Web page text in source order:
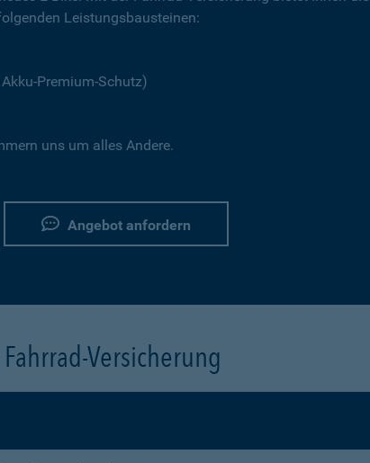
Leistungsbausteinen:
Premium-Schutz)
uns um alles Andere.
Angebot anfordern
Versicherung